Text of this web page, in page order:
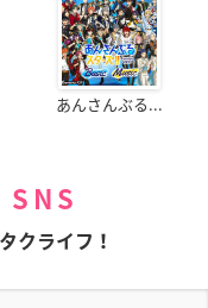
あんさんぶる...
クライフ！